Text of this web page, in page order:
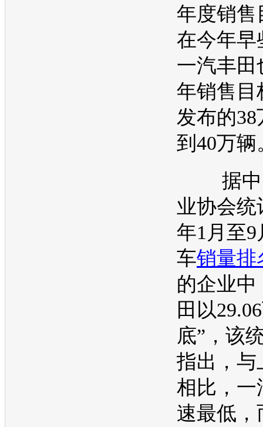
年度销售
在今年早
一汽丰田
年销售目
发布的
到40万辆
据中
业协会统
年1月至
车销量排
的企业中
田 以
底”，该
指出，与
相比， 一
速最低，